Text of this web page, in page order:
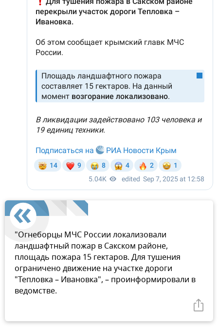
"Огнеборцы МЧС России локализовали
ландшафтный пожар в Сакском районе,
площадь пожара 15 гектаров. Для тушения
ограничено движение на участке дороги
"Тепловка – Ивановка", – проинформировали в
ведомстве.